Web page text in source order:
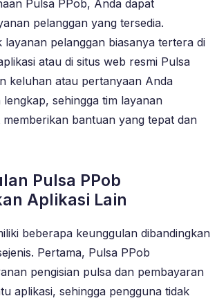
Pulsa PPob, Anda dapat
pelanggan yang tersedia.
pelanggan biasanya tertera di
atau di situs web resmi Pulsa
keluhan atau pertanyaan Anda
lengkap, sehingga tim layanan
memberikan bantuan yang tepat dan
Pulsa PPob
Aplikasi Lain
beberapa keunggulan dibandingkan
Pertama, Pulsa PPob
pengisian pulsa dan pembayaran
aplikasi, sehingga pengguna tidak